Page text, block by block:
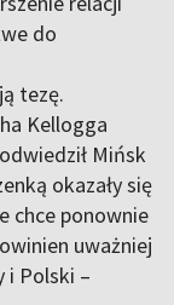
do
tezę.
Kellogga
Mińsk
okazały się
chce ponownie
uważniej
i Polski –